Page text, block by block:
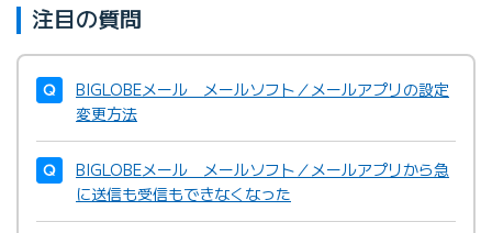
注目の質問
BIGLOBEメール メールソフト／メールアプリの設定
変更方法
BIGLOBEメール メールソフト／メールアプリから急
に送信も受信もできなくなった